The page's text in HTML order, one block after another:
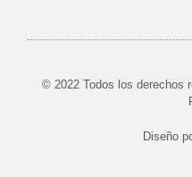
© 2022 Todos los derechos
Diseño